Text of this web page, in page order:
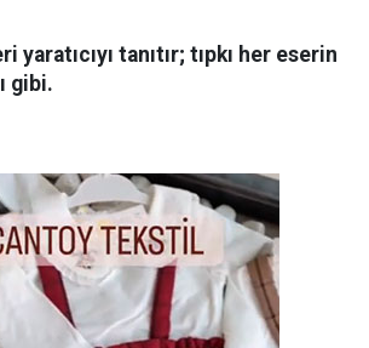
yaratıcıyı tanıtır; tıpkı her eserin
gibi.